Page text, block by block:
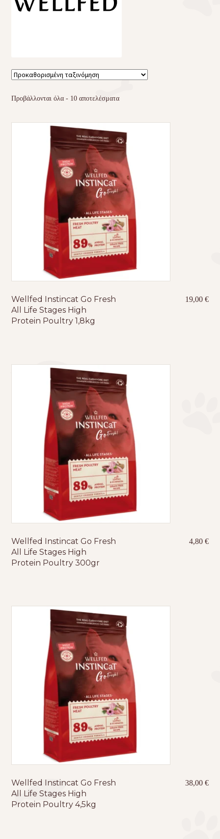
Φροντίδα – Είδη Υγιεινής
Προβάλλονται όλα - 10 αποτελέσματα
Wellfed Instincat Go Fresh
All Life Stages High
Protein Poultry 1,8kg
19,00€
Wellfed Instincat Go Fresh
All Life Stages High
Protein Poultry 300gr
4,80€
Wellfed Instincat Go Fresh
All Life Stages High
Protein Poultry 4,5kg
38,00€